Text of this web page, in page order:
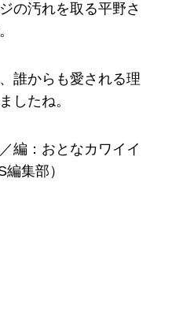
の汚れを取る平野さ
誰からも愛される理
したね。
編：おとなカワイイ
集部）